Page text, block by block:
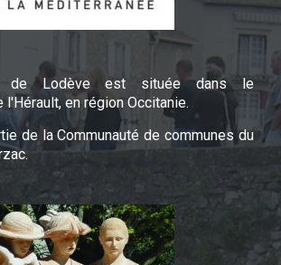
de Lodève est située dans le
l'Hérault, en région Occitanie.
de la Communauté de communes du